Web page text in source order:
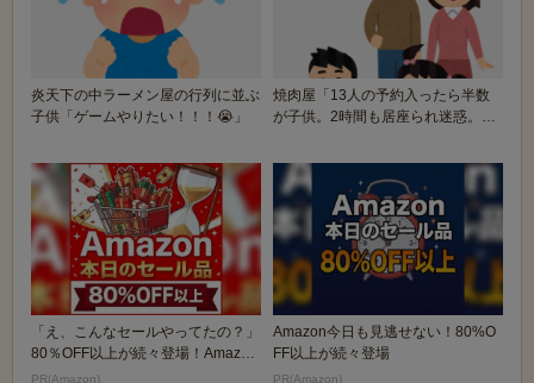
炎天下の中ラーメン屋の行列に並ぶ
子供「ゲームやりたい！！！😭」
焼肉屋「13人の予約入ったら半数
が子供。2時間も居座られ迷惑。子
「え、こんなセールやってたの？」
80％OFF以上が続々登場！Amazon
の本気が...
PR(Amazon)
Amazon今日も見逃せない！80%O
FF以上が続々登場
PR(Amazon)